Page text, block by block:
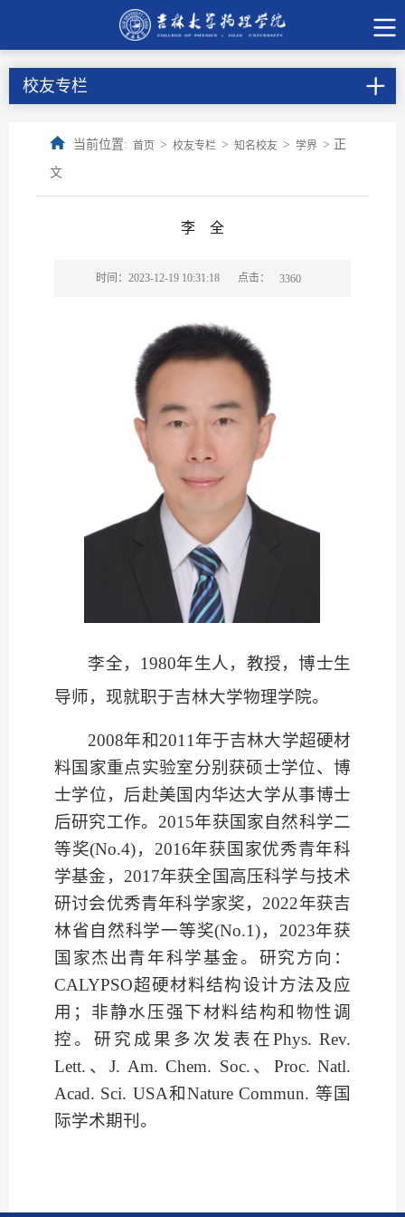
校友专栏
当前位置: 首页 > 校友专栏 > 知名校友 > 学界 > 正
文
李 全
时间：2023-12-19 10:31:18 点击： 3360
李全， 1980年生人，教授，博士生
导师，现就职于吉林大学物理学院。
2008年和2011年于吉林大学超硬材
料国家重点实验室分别获硕士学位、博
士学位，后赴美国内华达大学从事博士
后研究工作。2015年获国家自然科学二
等奖(No.4)，2016年获国家优秀青年科
学基金，2017年获全国高压科学与技术
研讨会优秀青年科学家奖，2022年获吉
林省自然科学一等奖(No.1)，2023年获
国家杰出青年科学基金。研究方向：
CALYPSO超硬材料结构设计方法及应
用；非静水压强下材料结构和物性调
控。研究成果多次发表在Phys. Rev.
Lett.、J. Am. Chem. Soc.、Proc. Natl.
Acad. Sci. USA和Nature Commun. 等国
际学术期刊。